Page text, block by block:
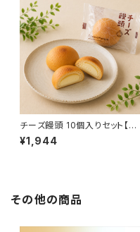
チーズ饅頭 10個入りセット【常
温便】JAL機内食 チーズ饅頭 ク
ッキー クリームチーズ 高千穂バ
¥1,944
その他の商品